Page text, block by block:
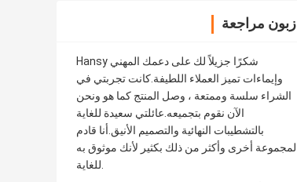
زبون مراجعة
Hansy شكرًا جزيلاً لك على دعمك المهني
وإيماءات تميز العملاء اللطيفة.كانت تجربتي في
الشراء سلسة وممتعة ، وصل المنتج كما هو ونحن
الآن نقوم بتجميعه.عائلتي سعيدة للغاية
بالتشطيبات النهائية والتصميم الأنيق.أنا قادم
لمجموعة أخرى وأكثر من ذلك بكثير لأنك موثوق به
للغاية.